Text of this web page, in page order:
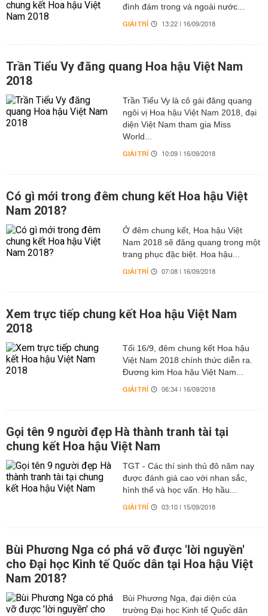
đình đám trong và ngoài nước...
GIẢI TRÍ 13:22 | 16/09/2018
Trần Tiểu Vy đăng quang Hoa hậu Việt Nam
2018
Trần Tiểu Vy là cô gái đăng quang
ngôi vị Hoa hậu Việt Nam 2018, đại
diện Việt Nam tham gia Miss
World...
GIẢI TRÍ 10:09 | 16/09/2018
Có gì mới trong đêm chung kết Hoa hậu Việt
Nam 2018?
Ở đêm chung kết, Hoa hậu Việt
Nam 2018 sẽ đăng quang trong một
trang phục đặc biệt. Hoa hậu...
GIẢI TRÍ 07:08 | 16/09/2018
Xem trực tiếp chung kết Hoa hậu Việt Nam
2018
Tối 16/9, đêm chung kết Hoa hậu
Việt Nam 2018 chính thức diễn ra.
Đương kim Hoa hậu Việt Nam...
GIẢI TRÍ 06:34 | 16/09/2018
Gọi tên 9 người đẹp Hà thành tranh tài tại
chung kết Hoa hậu Việt Nam
TGT - Các thí sinh thủ đô năm nay
được đánh giá cao với nhan sắc,
hình thể và học vấn. Họ hầu...
GIẢI TRÍ 03:10 | 15/09/2018
Bùi Phương Nga có phá vỡ được 'lời nguyền'
cho Đại học Kinh tế Quốc dân tại Hoa hậu Việt
Nam 2018?
Bùi Phương Nga, đại diện của
trường Đại học Kinh tế Quốc dân